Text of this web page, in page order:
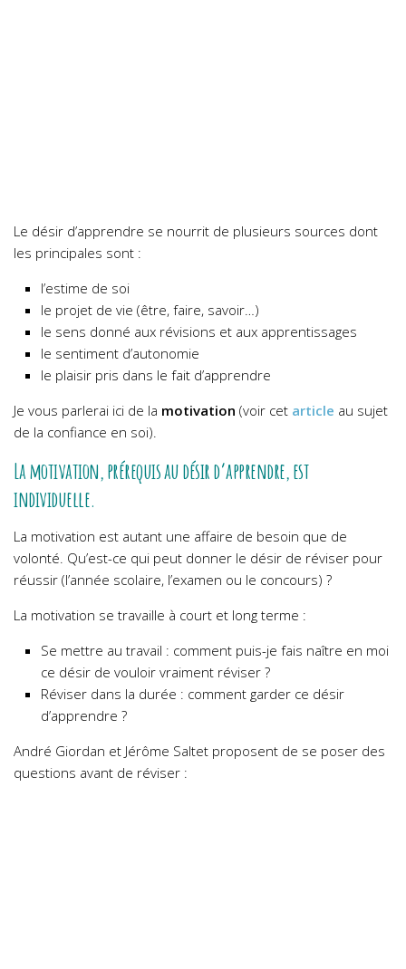
Le désir d’apprendre se nourrit de plusieurs sources dont
les principales sont :
l’estime de soi
le projet de vie (être, faire, savoir…)
le sens donné aux révisions et aux apprentissages
le sentiment d’autonomie
le plaisir pris dans le fait d’apprendre
Je vous parlerai ici de la motivation (voir cet article au sujet
de la confiance en soi).
La motivation, prérequis au désir d’apprendre, est
individuelle.
La motivation est autant une affaire de besoin que de
volonté. Qu’est-ce qui peut donner le désir de réviser pour
réussir (l’année scolaire, l’examen ou le concours) ?
La motivation se travaille à court et long terme :
Se mettre au travail : comment puis-je fais naître en moi
ce désir de vouloir vraiment réviser ?
Réviser dans la durée : comment garder ce désir
d’apprendre ?
André Giordan et Jérôme Saltet proposent de se poser des
questions avant de réviser :